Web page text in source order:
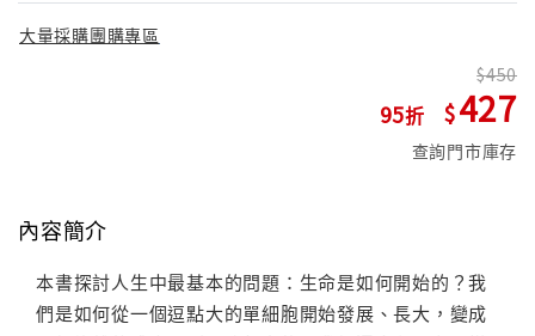
大量採購團購專區
95
450
427
查詢門市庫存
內容簡介
本書探討人生中最基本的問題：生命是如何開始的？我
們是如何從一個逗點大的單細胞開始發展、長大，變成